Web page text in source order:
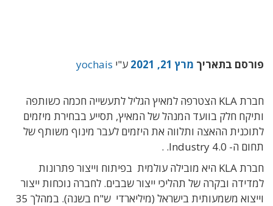
פורסם בתאריך מרץ 21, 2021 ע"י yochais
חברת KLA הצטרפה למאיץ הגליל לתעשייה חכמה כשותפה
ותיקח חלק בוועד המנהל של המאיץ, תסייע בבחירת מיזמים
לתוכנית ההאצה ותלווה את היזמים לעבר מינוף משותף של
תחום ה- Industry 4.0. .
חברת KLA היא מובילה עולמית בפיתוח וייצור פתרונות
למדידה ובקרה של תהליכי ייצור שבבים. לחברה נוכחות ייצור
וייצוא משמעותית בישראל (מיליארדי ש"ח בשנה). במהלך 35